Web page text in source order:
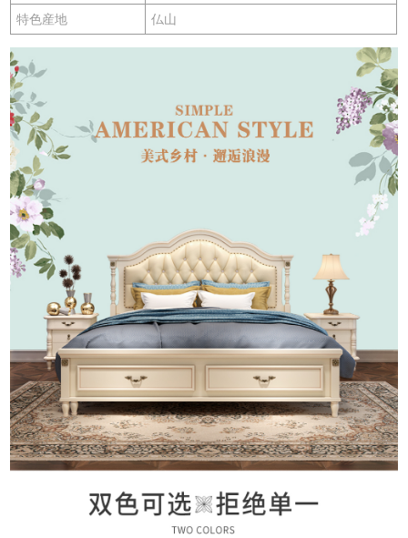
特色産地 仏山